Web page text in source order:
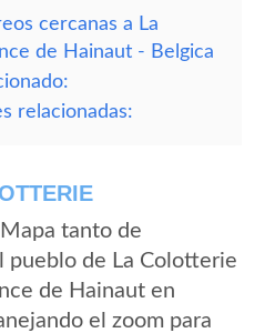
cercanas a La
de Hainaut - Belgica
relacionadas:
tanto de
pueblo de La Colotterie
de Hainaut en
el zoom para